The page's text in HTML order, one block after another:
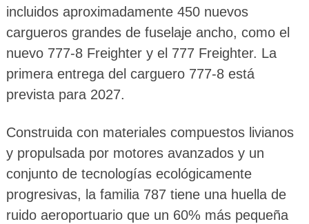
incluidos aproximadamente 450 nuevos
cargueros grandes de fuselaje ancho, como el
nuevo 777-8 Freighter y el 777 Freighter. La
primera entrega del carguero 777-8 está
prevista para 2027.
Construida con materiales compuestos livianos
y propulsada por motores avanzados y un
conjunto de tecnologías ecológicamente
progresivas, la familia 787 tiene una huella de
ruido aeroportuario que un 60% más pequeña